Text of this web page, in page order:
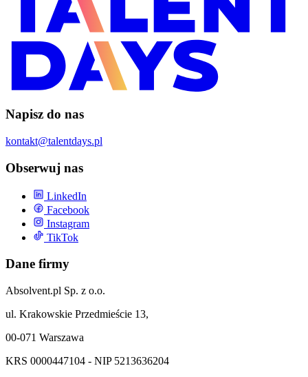
Napisz do nas
kontakt@talentdays.pl
Obserwuj nas
LinkedIn
Facebook
Instagram
TikTok
Dane firmy
Absolvent.pl Sp. z o.o.
ul. Krakowskie Przedmieście 13,
00-071 Warszawa
KRS 0000447104 - NIP 5213636204